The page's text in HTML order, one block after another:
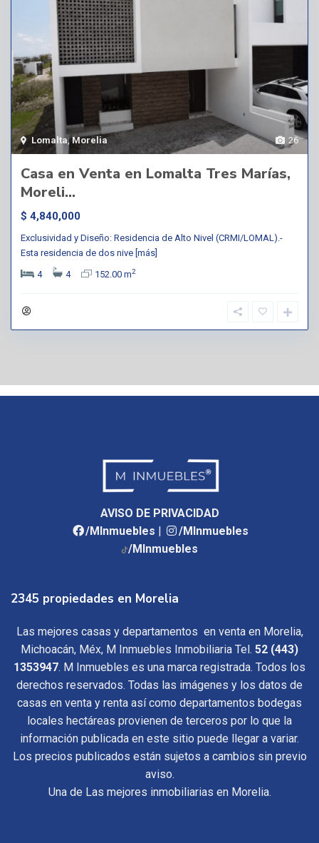
26
Lomalta ,Morelia
Casa en Venta en Lomalta Tres Marías,
Moreli...
$ 4,840,000
Exclusividad y Diseño: Residencia de Alto Nivel (CRMI/LOMAL).-
Esta residencia de dos nive [más]
4
4 152.00 m2
AVISO DE PRIVACIDAD
/MInmuebles |
/MInmuebles
/MInmuebles
2345 propiedades en Morelia
Las mejores casas y departamentos en venta en Morelia,
Michoacán, Méx, M Inmuebles Inmobiliaria Tel. 52 (443)
1353947. M Inmuebles es una marca registrada. Todos los
derechos reservados. Todas las imágenes y los datos de
casas en venta y renta así como departamentos bodegas
locales hectáreas provienen de terceros por lo que la
información publicada en este sitio puede llegar a variar.
Los precios publicados están sujetos a cambios sin previo
aviso.
Una de Las mejores inmobiliarias en Morelia.